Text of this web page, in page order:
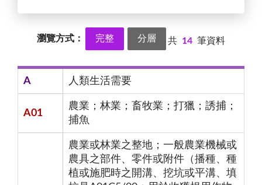
瀏覽方式： 完整 分層 共 14 筆資料
A 人類生活需要
A01
農業；林業；畜牧業；打獵；誘捕；
捕魚
農業或林業之整地；一般農業機械或
農具之部件、零件或附件（播種、種
植或施肥時之開溝、挖坑或平溝、填